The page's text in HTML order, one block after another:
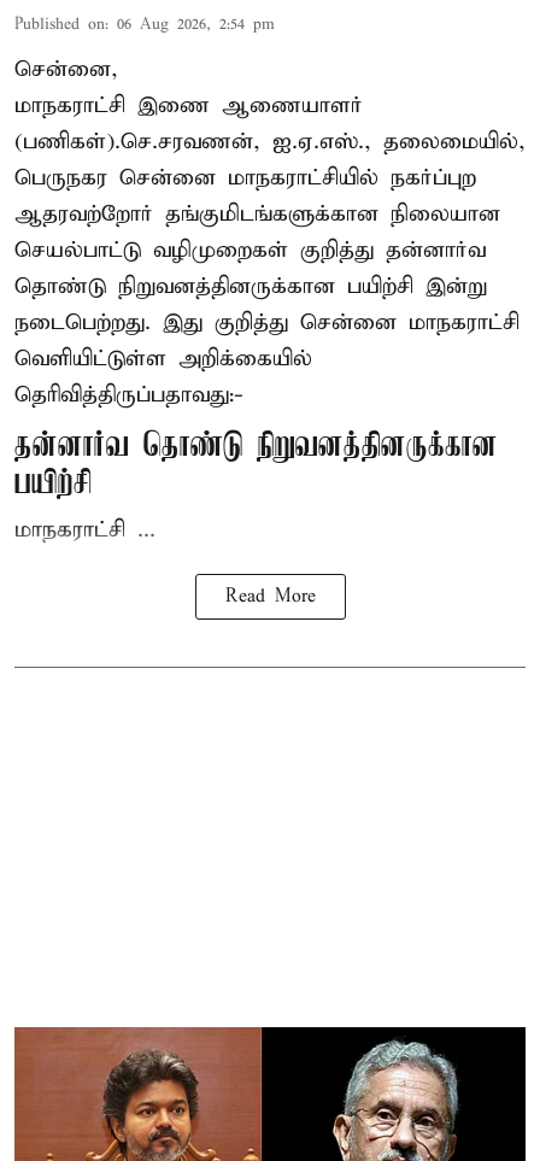
Published on: 06 Aug 2026, 2:54 pm
சென்னை,
மாநகராட்சி இணை ஆணையாளர்
(பணிகள்).செ.சரவணன், ஐ.ஏ.எஸ்., தலைமையில்,
பெருநகர சென்னை மாநகராட்சியில் நகர்ப்புற
ஆதரவற்றோர் தங்குமிடங்களுக்கான நிலையான
செயல்பாட்டு வழிமுறைகள் குறித்து தன்னார்வ
தொண்டு நிறுவனத்தினருக்கான பயிற்சி இன்று
நடைபெற்றது. இது குறித்து சென்னை மாநகராட்சி
வெளியிட்டுள்ள அறிக்கையில்
தெரிவித்திருப்பதாவது:-
தன்னார்வ தொண்டு நிறுவனத்தினருக்கான
பயிற்சி
மாநகராட்சி ...
Read More